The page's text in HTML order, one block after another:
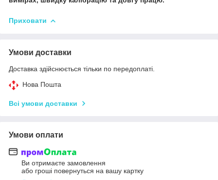
Приховати
Умови доставки
Доставка здійснюється тільки по передоплаті.
Нова Пошта
Всі умови доставки
Умови оплати
Ви отримаєте замовлення
або гроші повернуться на вашу картку